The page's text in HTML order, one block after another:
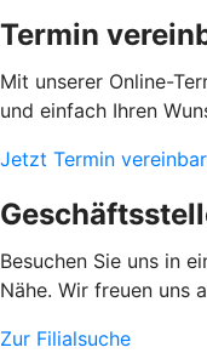
Termin
Mit unserer Online-
und einfach Ihren
Jetzt Termin
Besuchen Sie uns in
Nähe. Wir freuen uns
Zur Filialsuche